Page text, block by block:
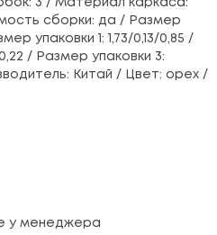
3 / Материал каркаса:
сборки: да / Размер
упаковки 1: 1,73/0,13/0,85 /
/ Размер упаковки 3:
Китай / Цвет: орех /
у менеджера